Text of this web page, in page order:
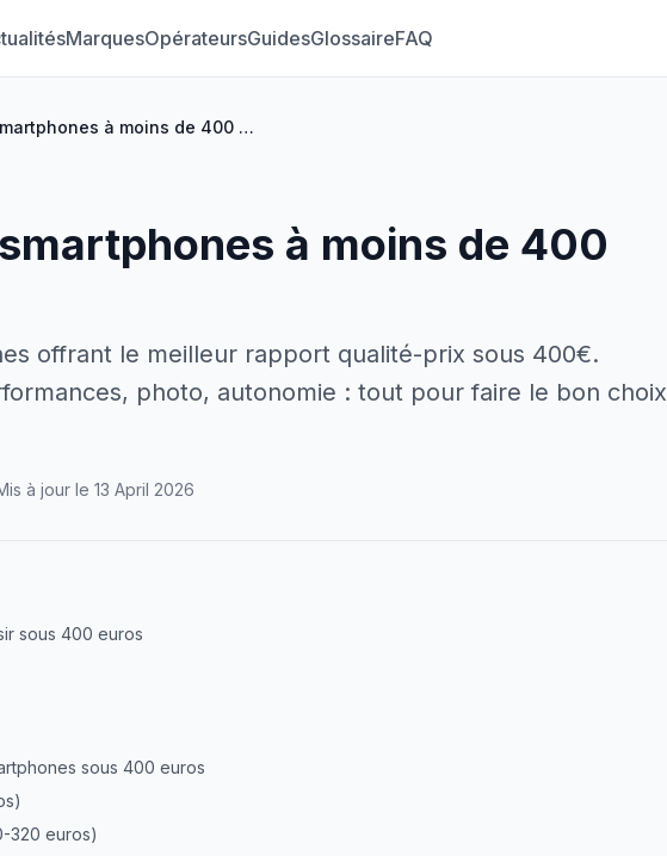
MarquesOpérateursGuidesGlossaireFAQ
Les meilleurs smartphones à moins de 400 euros
à moins de 400
offrant le meilleur rapport qualité-prix sous 400€.
photo, autonomie : tout pour faire le bon choix
à jour le 13 April 2026
sous 400 euros
sous 400 euros
320 euros)